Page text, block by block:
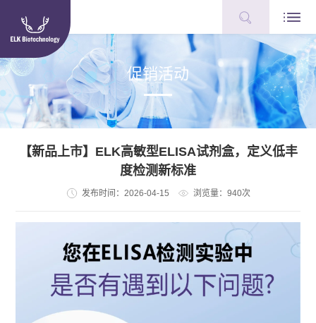
促销活动
【新品上市】ELK高敏型ELISA试剂盒，定义低丰
度检测新标准
发布时间：2026-04-15 浏览量：940次